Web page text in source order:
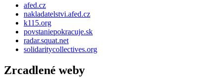
afed.cz
nakladatelstvi.afed.cz
k115.org
povstaniepokracuje.sk
radar.squat.net
solidaritycollectives.org
Zrcadlené weby